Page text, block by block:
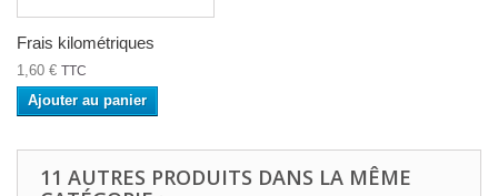
Frais kilométriques
1,60 € TTC
Ajouter au panier
11 AUTRES PRODUITS DANS LA MÊME